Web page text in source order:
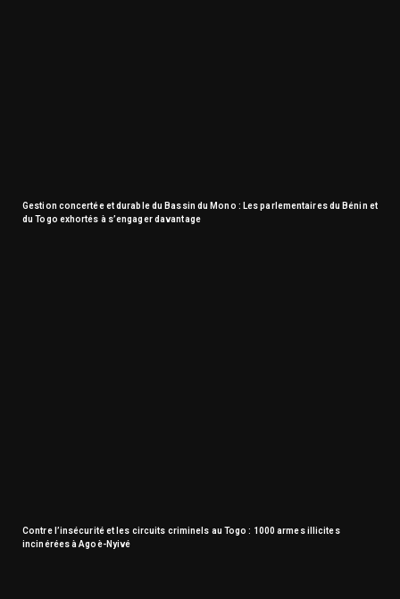
Gestion concertée et durable du Bassin du Mono : Les parlementaires du Bénin et
du Togo exhortés à s’engager davantage
Contre l’insécurité et les circuits criminels au Togo : 1000 armes illicites
incinérées à Agoè-Nyivé